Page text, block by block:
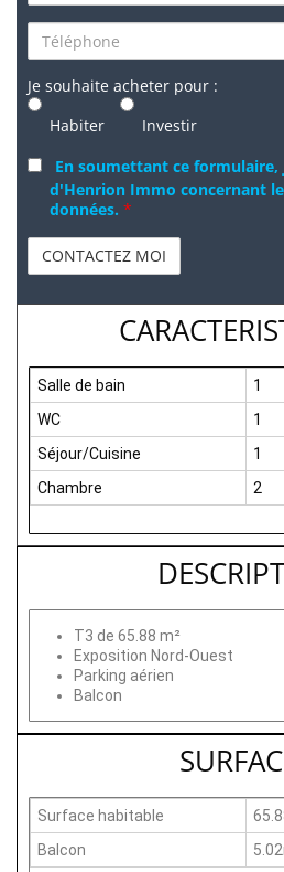
Je souhaite acheter pour :
Habiter
Investir
En soumettant ce
d'Henrion Immo concernant
données. *
Salle de bain
1
WC
1
Séjour/Cuisine
1
Chambre
2
T3 de 65.88 m²
Exposition Nord-Ouest
Parking aérien
Balcon
Surface habitable
Balcon